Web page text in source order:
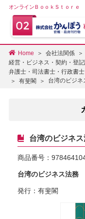
オンラインＢｏｏｋＳｔｏｒｅ
Home 会社法関係
経営・ビジネス・契約・登
弁護士・司法書士・行政書
有斐閣
台湾のビジネ
台湾のビジネ
商品番号：
台湾のビジネス法務
発行：有斐閣